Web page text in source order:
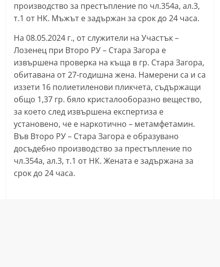
a
l
a
-
b
g
i
n
f
o
производство за престъпление по чл.354а, ал.3,
т.1 от НК. Мъжът е задържан за срок до 24 часа.
На 08.05.2024 г., от служители на Участък –
Лозенец при Второ РУ – Стара Загора е
извършена проверка на къща в гр. Стара Загора,
обитавана от 27-годишна жена. Намерени са и са
иззети 16 полиетиленови пликчета, съдържащи
общо 1,37 гр. бяло кристалооборазно вещество,
за което след извършена експертиза е
установено, че е наркотично – метамфетамин.
Във Второ РУ – Стара Загора е образувано
досъдебно производство за престъпление по
чл.354а, ал.3, т.1 от НК. Жената е задържана за
срок до 24 часа.